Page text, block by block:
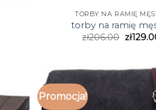
TORBY NA RAMIĘ
torby na ramię
zł206.00 zł
Promocja!